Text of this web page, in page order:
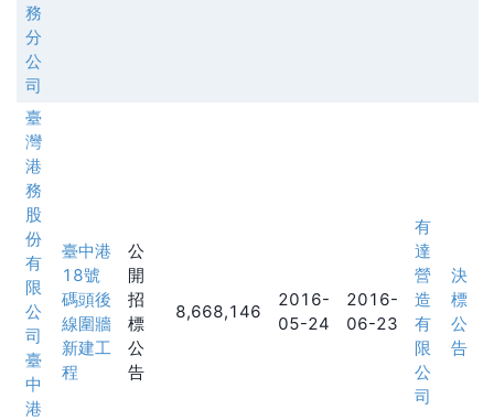
務
分
公
司
臺
灣
港
務
股
份
有
限
公
司
臺
中
港
臺中港
18號
碼頭後
線圍牆
新建工
程
公
開
招
標
公
告
8,668,146
2016-
05-24
2016-
06-23
有
達
營
造
有
限
公
司
決
標
公
告